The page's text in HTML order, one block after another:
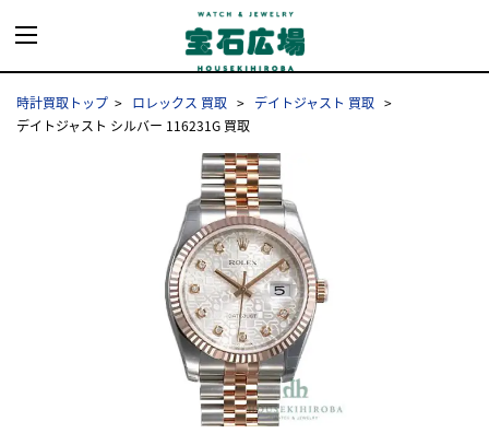
時計買取トップ ロレックス 買取
デイトジャスト 買取
デイトジャスト シルバー 116231G 買取